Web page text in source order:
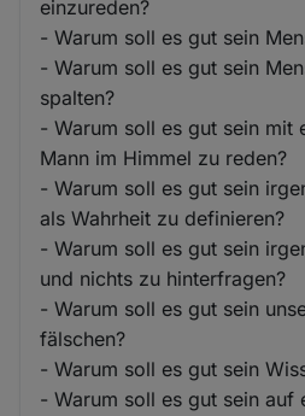
einzureden?
- Warum soll es gut sein
- Warum soll es gut sein
spalten?
- Warum soll es gut sein mit
Mann im Himmel zu reden?
- Warum soll es gut sein
als Wahrheit zu definieren?
- Warum soll es gut sein
und nichts zu hinterfragen?
- Warum soll es gut sein
fälschen?
- Warum soll es gut sein
- Warum soll es gut sein auf